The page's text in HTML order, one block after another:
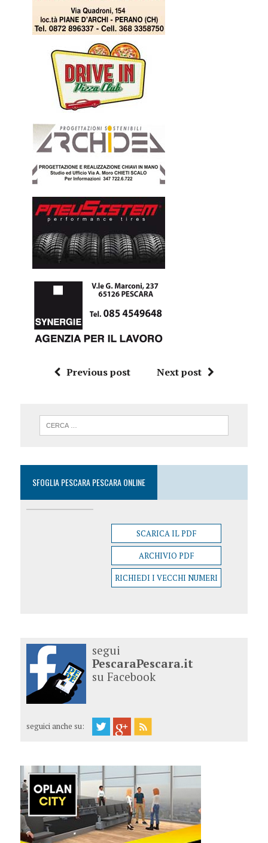
Previous post Next post
SFOGLIA PESCARA PESCARA ONLINE
SCARICA IL PDF
ARCHIVIO PDF
RICHIEDI I VECCHI NUMERI
segui
PescaraPescara.it
su Facebook
seguici anche su: